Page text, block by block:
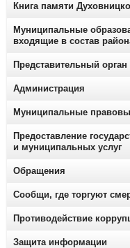
Книга памяти
Муниципальные
входящие в состав
Представительный орган
Администрация
Муниципальные
Предоставление
и муниципальных услуг
Обращения
Сообщи, где торгуют
Противодействие
Защита информации